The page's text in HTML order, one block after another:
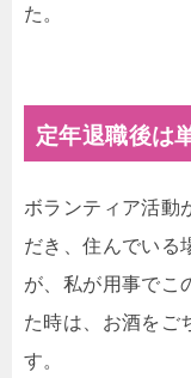
た。
定年退職後は
ボランティア活動
だき、住んでいる
が、私が用事でこ
た時は、お酒をご
す。